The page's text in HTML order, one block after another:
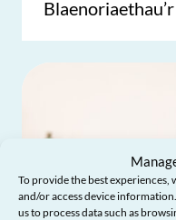
To provide the best experiences,
and/or access device
us to process data such as